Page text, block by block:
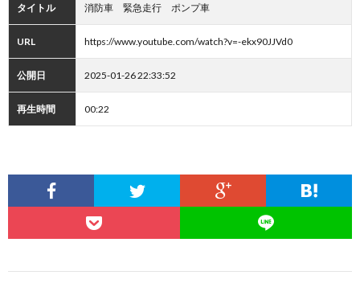
タイトル 消防車 緊急走行 ポンプ車
URL https://www.youtube.com/watch?v=-ekx90JJVd0
公開日 2025-01-26 22:33:52
再生時間 00:22